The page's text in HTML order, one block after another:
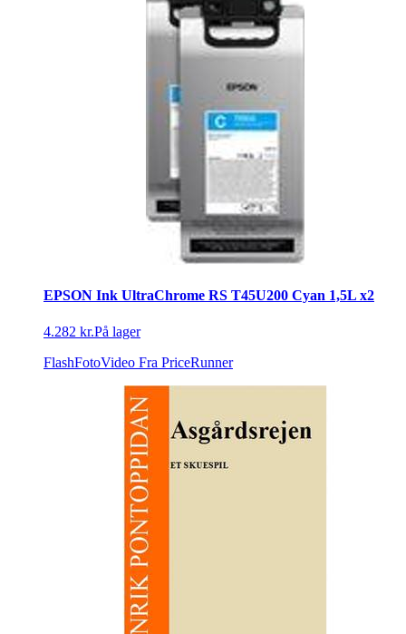
EPSON Ink UltraChrome RS T45U200 Cyan 1,5L x2
4.282 kr.På lager
FlashFotoVideo Fra PriceRunner